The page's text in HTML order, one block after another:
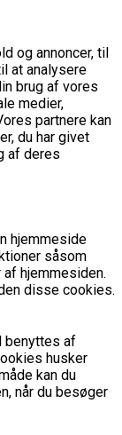
og annoncer, til
at analysere
brug af vores
medier,
partnere kan
du har givet
af deres
hjemmeside
såsom
hjemmesiden.
disse cookies.
benyttes af
husker
kan du
når du besøger